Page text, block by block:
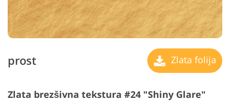
prost Zlata folija
Zlata brezšivna tekstura #24 "Shiny Glare"